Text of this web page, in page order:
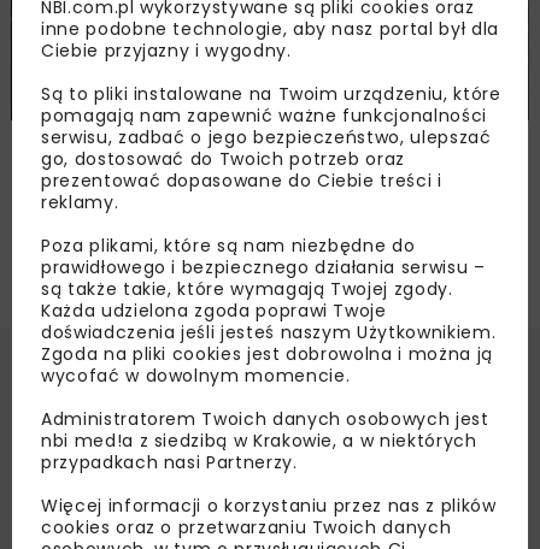
Technologie asfaltowe wspierające
dekarbonizację
NBI.com.pl wykorzystywane są pliki cookies oraz
inne podobne technologie, aby nasz portal był dla
Ciebie przyjazny i wygodny.
Są to pliki instalowane na Twoim urządzeniu, które
pomagają nam zapewnić ważne funkcjonalności
serwisu, zadbać o jego bezpieczeństwo, ulepszać
go, dostosować do Twoich potrzeb oraz
prezentować dopasowane do Ciebie treści i
reklamy.
Poza plikami, które są nam niezbędne do
prawidłowego i bezpiecznego działania serwisu –
są także takie, które wymagają Twojej zgody.
Każda udzielona zgoda poprawi Twoje
doświadczenia jeśli jesteś naszym Użytkownikiem.
Zgoda na pliki cookies jest dobrowolna i można ją
wycofać w dowolnym momencie.
Administratorem Twoich danych osobowych jest
nbi med!a z siedzibą w Krakowie, a w niektórych
przypadkach nasi Partnerzy.
Więcej informacji o korzystaniu przez nas z plików
cookies oraz o przetwarzaniu Twoich danych